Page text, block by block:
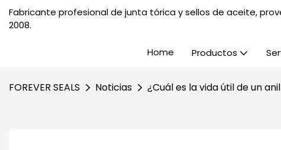
Fabricante profesional de junta tórica y sellos de aceite,
2008.
Home Productos
FOREVER SEALS Noticias ¿Cuál es la vida útil de un